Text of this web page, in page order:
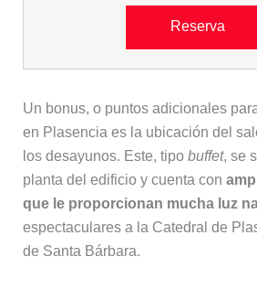
Reserva
Un bonus, o puntos adicionales
en Plasencia es la ubicación del
los desayunos. Este, tipo buffet, se
planta del edificio y cuenta con
que le proporcionan mucha luz
espectaculares a la Catedral de
de Santa Bárbara.